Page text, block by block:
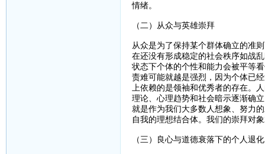
情绪。
（二）从众与英雄崇拜
从众是为了保持某个群体确立的准
在还没有形成稳定的社会秩序如战
状态下个体的个性和能力会被平等
责难可能就越是强烈，因为个体已
上依赖的是领袖和优秀者的存在。
理论、心理趋势和社会暗示逐渐确
就是作为我们大多数人想象、努力
自我的理想结合体。我们的崇拜对
（三）良心与道德衰落下的个人退化